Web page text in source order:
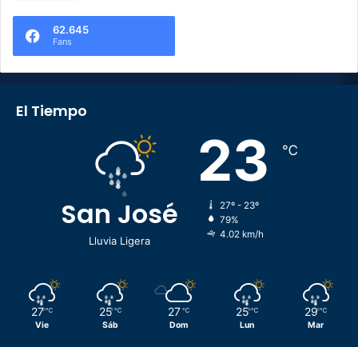
62.645
Fans
El Tiempo
San José
Lluvia Ligera
23 ℃
27º - 23º
79%
4.02 km/h
27 ℃
Vie
25 ℃
Sáb
27 ℃
Dom
25 ℃
Lun
29 ℃
Mar